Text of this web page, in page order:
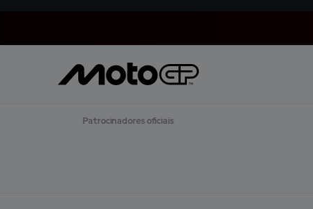
Patrocinadores oficiais